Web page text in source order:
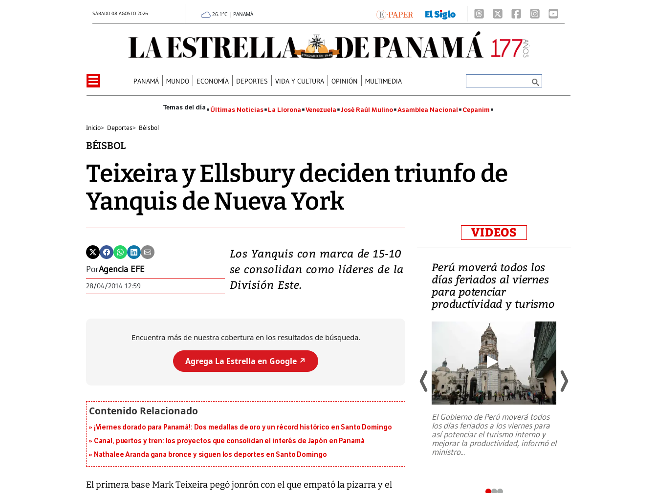
SÁBADO 08 AGOSTO 2026 26.1°C | PANAMÁ
PANAMÁ MUNDO ECONOMÍA DEPORTES VIDA Y CULTURA OPINIÓN MULTIMEDIA
Últimas Noticias La Llorona Venezuela José Raúl Mulino Asamblea Nacional Cepanim
Inicio> Deportes> Béisbol
BÉISBOL
Teixeira y Ellsbury deciden triunfo de
Yanquis de Nueva York
PorAgencia EFE
28/04/2014 12:59
Los Yanquis con marca de 15-10
se consolidan como líderes de la
División Este.
Encuentra más de nuestra cobertura en los resultados de búsqueda.
Agrega La Estrella en Google ↗️
¡Viernes dorado para Panamá!: Dos medallas de oro y un récord histórico en Santo Domingo
Canal, puertos y tren: los proyectos que consolidan el interés de Japón en Panamá
Nathalee Aranda gana bronce y siguen los deportes en Santo Domingo
El primera base Mark Teixeira pegó jonrón con el que empató la pizarra y el
VIDEOS
Video: Lula lanza su
candidatura con
promesas de inversión
Entre recuerdos y escuetas
referencias hacia sus adversarios, el
presidente de Brasil, Luiz Inácio Lula
da Silva, oficializó este domingo su
candidatura...
Perú moverá todos los
días feriados al viernes
para potenciar
productividad y turismo
El Gobierno de Perú moverá todos
los días feriados a los viernes para
así potenciar el turismo interno y
mejorar la productividad, informó el
ministro...